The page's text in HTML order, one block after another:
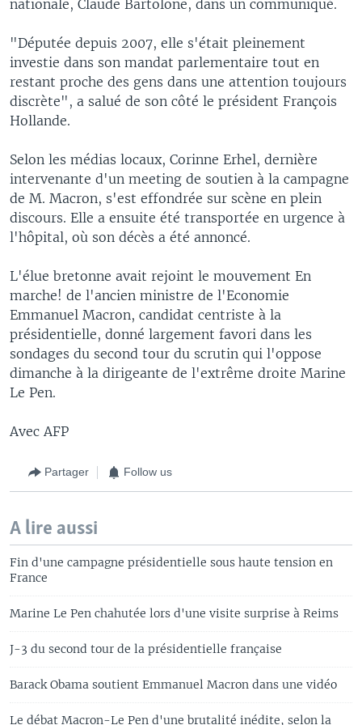
nationale, Claude Bartolone, dans un communiqué.
"Députée depuis 2007, elle s'était pleinement
investie dans son mandat parlementaire tout en
restant proche des gens dans une attention toujours
discrète", a salué de son côté le président François
Hollande.
Selon les médias locaux, Corinne Erhel, dernière
intervenante d'un meeting de soutien à la campagne
de M. Macron, s'est effondrée sur scène en plein
discours. Elle a ensuite été transportée en urgence à
l'hôpital, où son décès a été annoncé.
L'élue bretonne avait rejoint le mouvement En
marche! de l'ancien ministre de l'Economie
Emmanuel Macron, candidat centriste à la
présidentielle, donné largement favori dans les
sondages du second tour du scrutin qui l'oppose
dimanche à la dirigeante de l'extrême droite Marine
Le Pen.
Avec AFP
Partager Follow us
A lire aussi
Fin d'une campagne présidentielle sous haute tension en
France
Marine Le Pen chahutée lors d'une visite surprise à Reims
J-3 du second tour de la présidentielle française
Barack Obama soutient Emmanuel Macron dans une vidéo
Le débat Macron-Le Pen d'une brutalité inédite, selon la